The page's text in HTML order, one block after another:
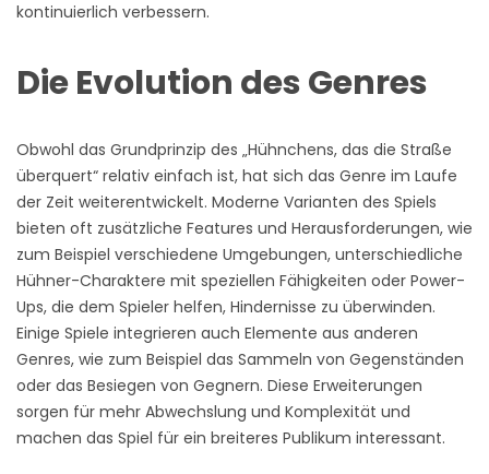
kontinuierlich verbessern.
Die Evolution des Genres
Obwohl das Grundprinzip des „Hühnchens, das die Straße
überquert“ relativ einfach ist, hat sich das Genre im Laufe
der Zeit weiterentwickelt. Moderne Varianten des Spiels
bieten oft zusätzliche Features und Herausforderungen, wie
zum Beispiel verschiedene Umgebungen, unterschiedliche
Hühner-Charaktere mit speziellen Fähigkeiten oder Power-
Ups, die dem Spieler helfen, Hindernisse zu überwinden.
Einige Spiele integrieren auch Elemente aus anderen
Genres, wie zum Beispiel das Sammeln von Gegenständen
oder das Besiegen von Gegnern. Diese Erweiterungen
sorgen für mehr Abwechslung und Komplexität und
machen das Spiel für ein breiteres Publikum interessant.